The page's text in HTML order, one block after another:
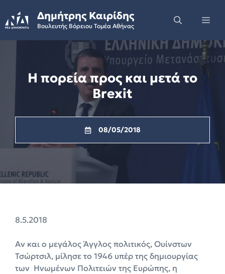
to
content
Δημήτρης Καιρίδης
Βουλευτής Βόρειου Τομέα Αθήνας
Η πορεία προς και μετά το
Brexit
08/05/2018
8.5.2018
Αν και ο μεγάλος Άγγλος πολιτικός, Ουίνστων
Τσώρτσιλ, μίλησε το 1946 υπέρ της δημιουργίας
των Ηνωμένων Πολιτειών της Ευρώπης, η